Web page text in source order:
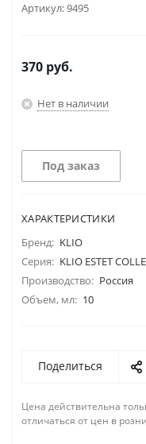
Артикул:9495
370 руб.
Нет в наличии
Под заказ
ХАРАКТЕРИСТИКИ
Бренд: KLIO
Серия: KLIO ESTET
Производство: Россия
Объем, мл: 10
Поделиться
Цена действительна
отличаться от цен в